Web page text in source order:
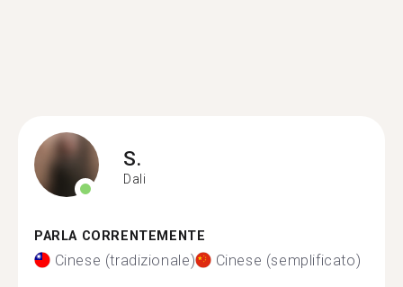
S.
Dali
PARLA CORRENTEMENTE
Cinese (tradizionale) Cinese (semplificato)